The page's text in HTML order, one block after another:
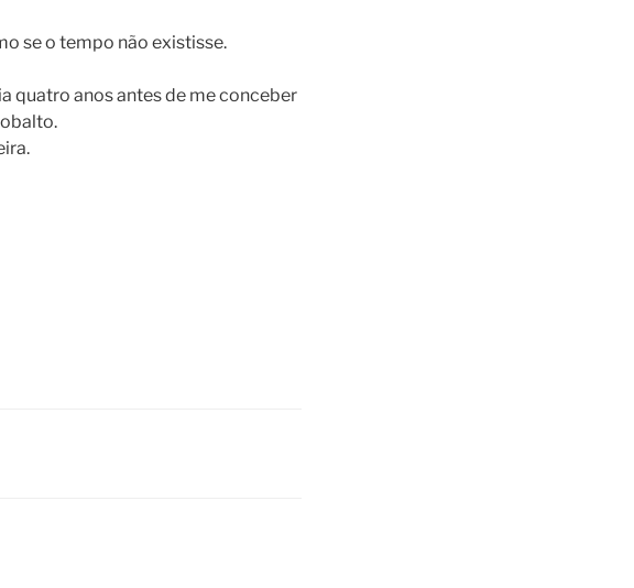
se o tempo não existisse.
quatro anos antes de me conceber